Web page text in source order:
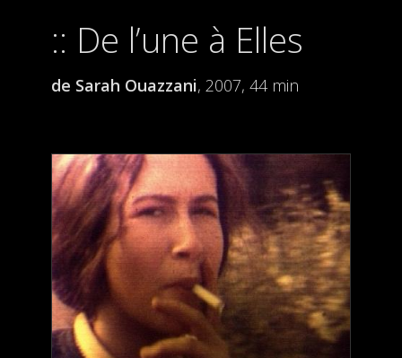
De l’une à Elles
de Sarah Ouazzani, 2007, 44 min